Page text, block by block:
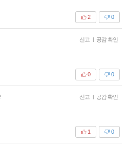
0
2
신고 | 공감 확인
0
0
신고 | 공감 확인
0
1